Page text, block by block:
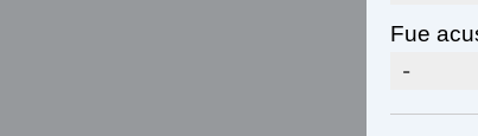
Fue
-